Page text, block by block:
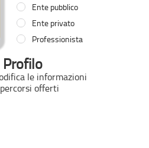
Ente pubblico
Ente privato
Professionista
Profilo
le informazioni
offerti